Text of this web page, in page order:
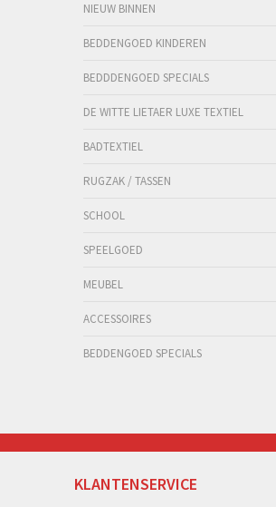
NIEUW BINNEN
BEDDENGOED KINDEREN
BEDDDENGOED SPECIALS
DE WITTE LIETAER LUXE TEXTIEL
BADTEXTIEL
RUGZAK / TASSEN
SCHOOL
SPEELGOED
MEUBEL
ACCESSOIRES
BEDDENGOED SPECIALS
KLANTENSERVICE